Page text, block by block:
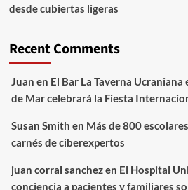
desde cubiertas ligeras
Recent Comments
Juan en El Bar La Taverna
de Mar celebrará la Fiesta
Susan Smith en Más de 800
carnés de ciberexpertos
juan corral sanchezen El Hospital
conciencia a pacientes y familiares